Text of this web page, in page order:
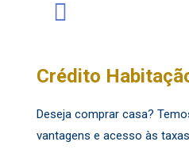
Crédito
Deseja comprar casa?
vantagens e acesso às